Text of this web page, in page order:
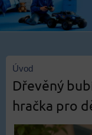
Úvod
Dřevěný
hračka pro